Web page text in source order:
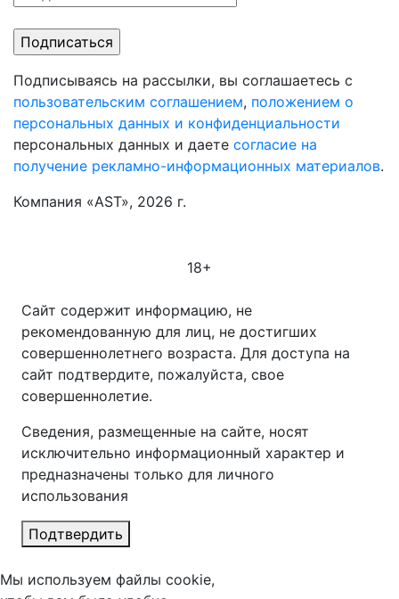
Подписываясь на рассылки, вы соглашаетесь с
пользовательским соглашением, положением о
персональных данных и конфиденциальности
персональных данных и даете согласие на
получение рекламно-информационных материалов.
Компания «AST», 2026 г.
18+
Сайт содержит информацию, не
рекомендованную для лиц, не достигших
совершеннолетнего возраста. Для доступа на
сайт подтвердите, пожалуйста, свое
совершеннолетие.
Сведения, размещенные на сайте, носят
исключительно информационный характер и
предназначены только для личного
использования
Подтвердить
Мы используем файлы cookie,